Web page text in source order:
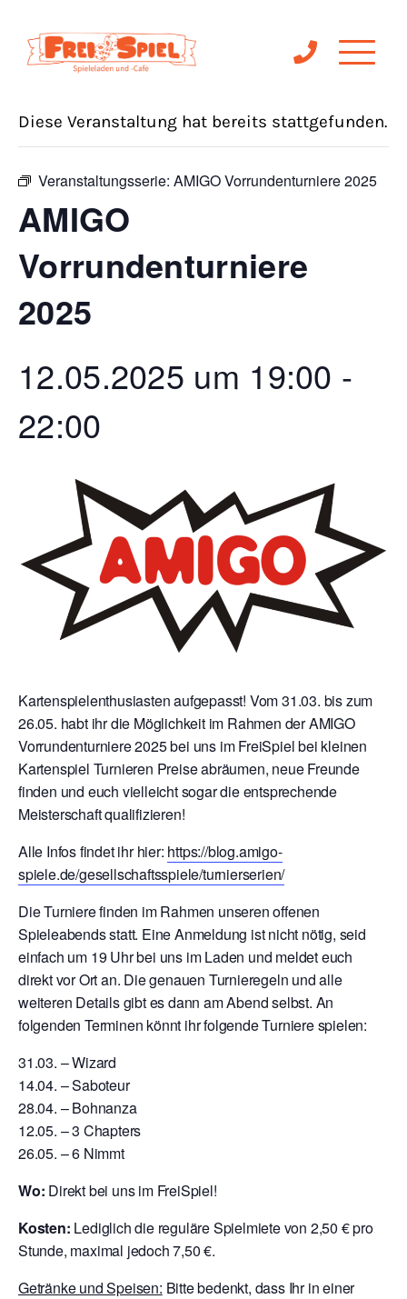
« Alle Veranstaltungen
Diese Veranstaltung hat bereits stattgefunden.
Veranstaltungsserie: AMIGO Vorrundenturniere 2025
AMIGO
Vorrundenturniere
2025
12.05.2025 um 19:00 -
22:00
Kartenspielenthusiasten aufgepasst! Vom 31.03. bis zum
26.05. habt ihr die Möglichkeit im Rahmen der AMIGO
Vorrundenturniere 2025 bei uns im FreiSpiel bei kleinen
Kartenspiel Turnieren Preise abräumen, neue Freunde
finden und euch vielleicht sogar die entsprechende
Meisterschaft qualifizieren!
Alle Infos findet ihr hier: https://blog.amigo-
spiele.de/gesellschaftsspiele/turnierserien/
Die Turniere finden im Rahmen unseren offenen
Spieleabends statt. Eine Anmeldung ist nicht nötig, seid
einfach um 19 Uhr bei uns im Laden und meldet euch
direkt vor Ort an. Die genauen Turnieregeln und alle
weiteren Details gibt es dann am Abend selbst. An
folgenden Terminen könnt ihr folgende Turniere spielen:
31.03. – Wizard
14.04. – Saboteur
28.04. – Bohnanza
12.05. – 3 Chapters
26.05. – 6 Nimmt
Wo: Direkt bei uns im FreiSpiel!
Kosten: Lediglich die reguläre Spielmiete von 2,50 € pro
Stunde, maximal jedoch 7,50 €.
Getränke und Speisen: Bitte bedenkt, dass Ihr in einer